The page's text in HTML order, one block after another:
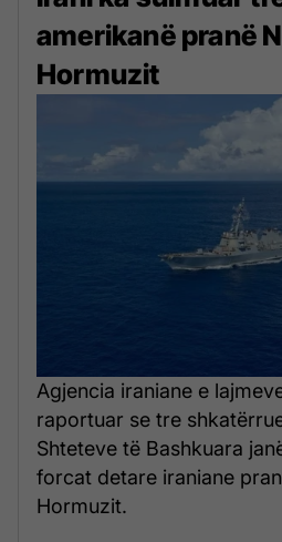
amerikanë pranë
Hormuzit
Agjencia iraniane e
raportuar se tre
Shteteve të Bashkuara
forcat detare iraniane
Hormuzit.